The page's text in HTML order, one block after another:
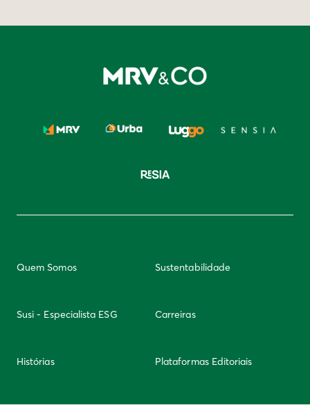
Quem Somos Sustentabilidade
Susi - Especialista ESG Carreiras
Histórias Plataformas Editoriais
Newsletter Integridade